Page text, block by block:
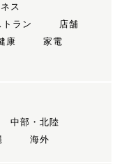
ス
トラン
店舗
康
家電
中部・北陸
海外